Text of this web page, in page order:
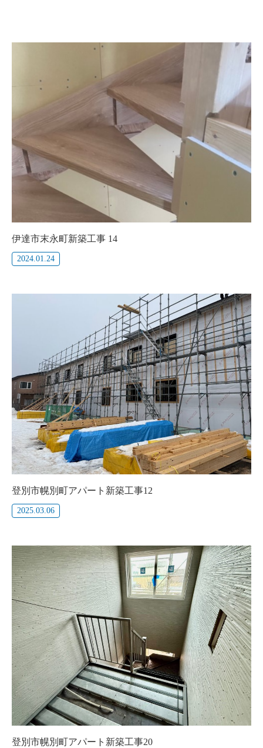
伊達市末永町新築工事 14
2024.01.24
登別市幌別町アパート新築工事12
2025.03.06
登別市幌別町アパート新築工事20